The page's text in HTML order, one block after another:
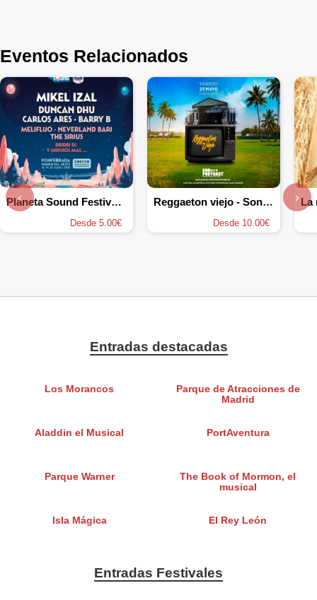
Eventos Relacionados
Planeta Sound Festival 2026
Desde 5.00€
Reggaeton viejo - Son Fusteret
Desde 10.00€
La
‹ ›
Entradas destacadas
Los Morancos
Parque de Atracciones de
Madrid
Aladdin el Musical PortAventura
Parque Warner
The Book of Mormon, el
musical
Isla Mágica El Rey León
Entradas Festivales